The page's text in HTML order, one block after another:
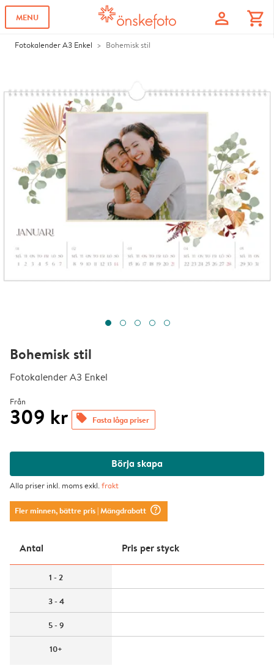
MENU profile shopping_cart
Fotokalender A3 Enkel Bohemisk stil
Bohemisk stil
Fotokalender A3 Enkel
Från
309 kr offers Fasta låga priser
Börja skapa
Alla priser inkl. moms exkl.frakt
Fler minnen, bättre pris| Mängdrabatt question_mark_circle
Antal Pris per styck
1 - 2
3 - 4
5 - 9
10+